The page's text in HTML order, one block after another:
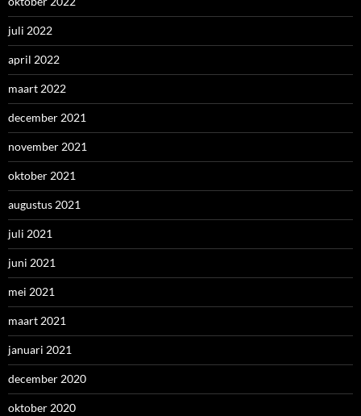
juli 2022
april 2022
maart 2022
december 2021
november 2021
oktober 2021
augustus 2021
juli 2021
juni 2021
mei 2021
maart 2021
januari 2021
december 2020
oktober 2020